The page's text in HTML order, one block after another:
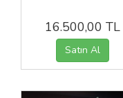
16.500,00 TL